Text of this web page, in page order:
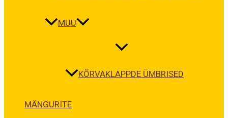
MUU
KÕRVAKLAPPDE ÜMBRISED
MÄNGURITE